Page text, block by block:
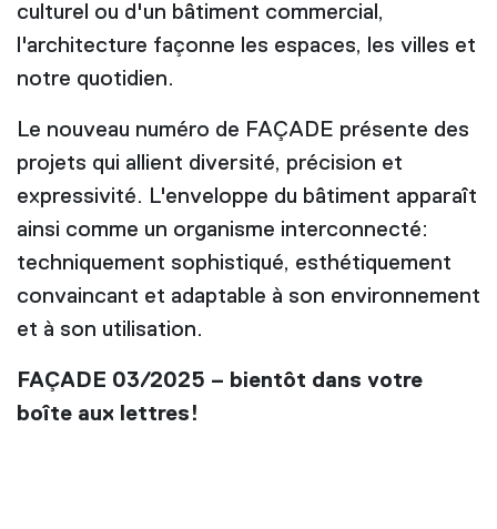
culturel ou d'un bâtiment commercial,
l'architecture façonne les espaces, les villes et
notre quotidien.
Le nouveau numéro de FAÇADE présente des
projets qui allient diversité, précision et
expressivité. L'enveloppe du bâtiment apparaît
ainsi comme un organisme interconnecté:
techniquement sophistiqué, esthétiquement
convaincant et adaptable à son environnement
et à son utilisation.
FAÇADE 03/2025 – bientôt dans votre
boîte aux lettres!